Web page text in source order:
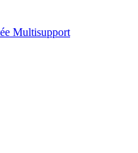
Multisupport